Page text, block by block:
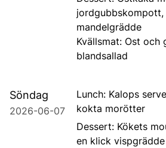
mandelgrädde
Kvällsmat: Ost och
blandsallad
Söndag
2026-06-07
Lunch: Kalops
kokta morötter
Dessert: Kökets
en klick vispgrädde